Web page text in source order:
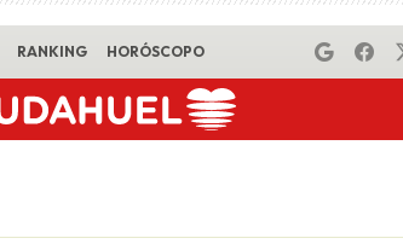
RANKING HORÓSCOPO